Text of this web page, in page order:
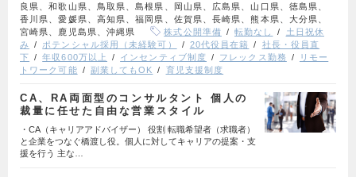
良県、和歌山県、鳥取県、島根県、岡山県、広島県、山口県、徳島県、
香川県、愛媛県、高知県、福岡県、佐賀県、長崎県、熊本県、大分県、
宮崎県、鹿児島県、沖縄県
株式公開準備 転勤なし
土日祝休
み
ポテンシャル採用（未経験可） 20代役員在籍
社長・役員直
下
年収600万以上 インセンティブ制度 フレックス勤務
リモー
トワーク可能
副業してもOK 育児支援制度
CA、RA両面型のコンサルタント 個人の
裁量に任せた自由な営業スタイル
・CA（キャリアアドバイザー） 役割 転職希望者（求職者）
と企業をつなぐ橋渡し役。個人に対してキャリアの提案・支
援を行う 主な…